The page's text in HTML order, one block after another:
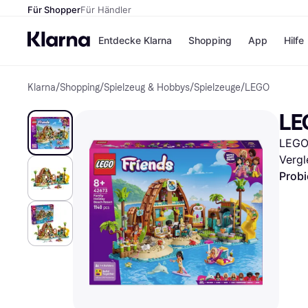
Für ShopperFür Händler
Entdecke Klarna
Zahlungsmethoden
Teilzahlungen
Bezahle in bis zu 30
Tagen
Ratenzahlung
Shopping
Shops
eBay
Temu
SHEIN
App Hilfe
Klarna/Shopping/Spielzeug & Hobbys/Spielzeuge/LEGO